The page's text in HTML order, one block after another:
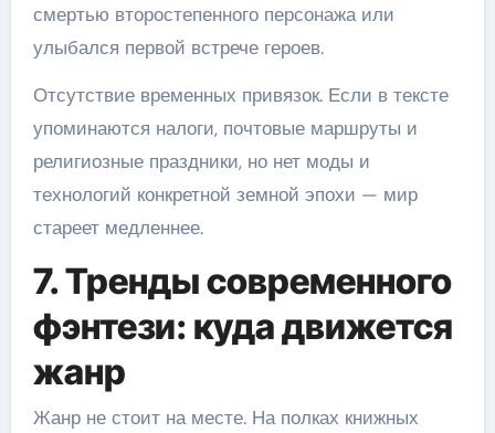
смертью второстепенного персонажа или
улыбался первой встрече героев.
Отсутствие временных привязок. Если в тексте
упоминаются налоги, почтовые маршруты и
религиозные праздники, но нет моды и
технологий конкретной земной эпохи — мир
стареет медленнее.
7. Тренды современного
фэнтези: куда движется
жанр
Жанр не стоит на месте. На полках книжных